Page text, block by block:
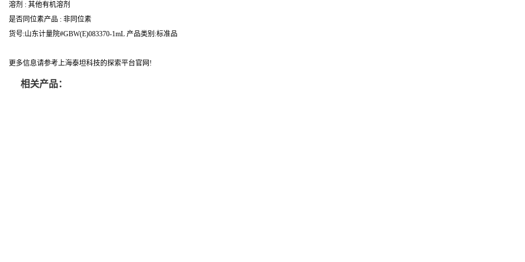
溶剂 : 其他有机溶剂
是否同位素产品 : 非同位素
货号:山东计量院#GBW(E)083370-1mL 产品类别:标准品
更多信息请参考上海泰坦科技的探索平台官网!
相关产品：